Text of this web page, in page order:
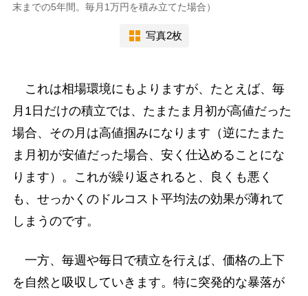
末までの5年間。毎月1万円を積み立てた場合）
写真2枚
これは相場環境にもよりますが、たとえば、毎
月1日だけの積立では、たまたま月初が高値だった
場合、その月は高値掴みになります（逆にたまた
ま月初が安値だった場合、安く仕込めることにな
ります）。これが繰り返されると、良くも悪く
も、せっかくのドルコスト平均法の効果が薄れて
しまうのです。
一方、毎週や毎日で積立を行えば、価格の上下
を自然と吸収していきます。特に突発的な暴落が